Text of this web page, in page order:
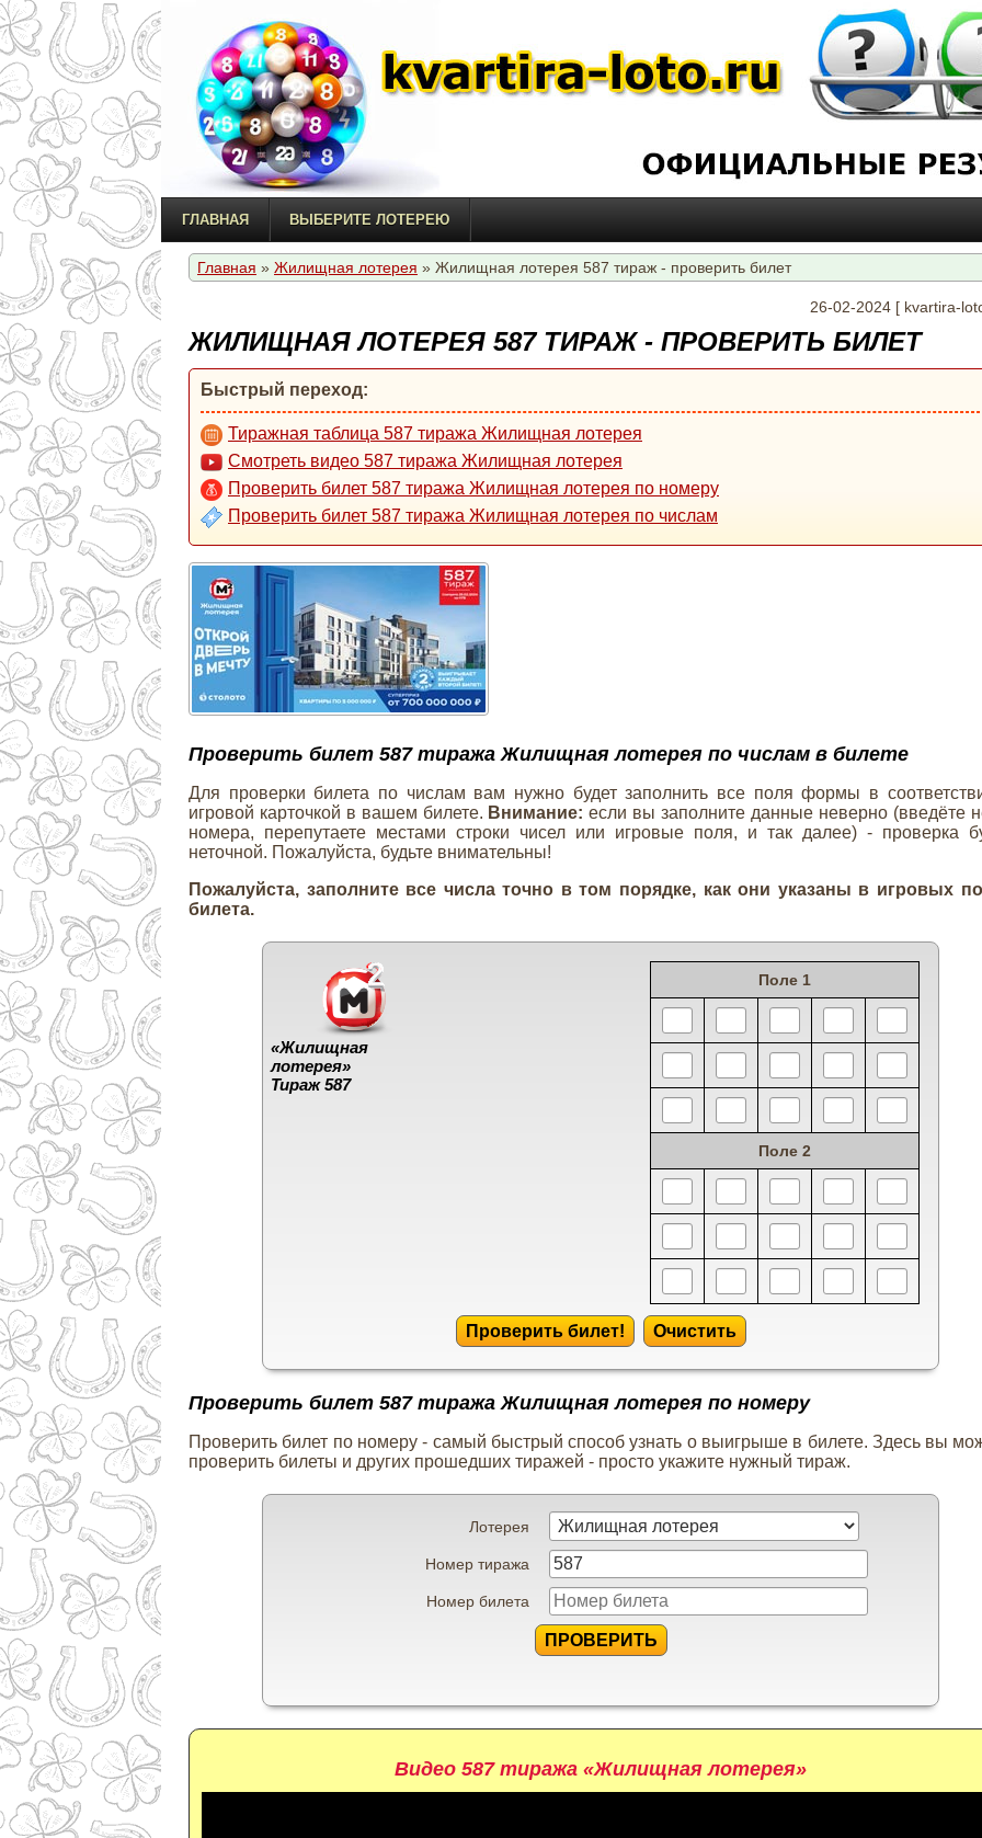
ГЛАВНАЯ ВЫБЕРИТЕ ЛОТЕРЕЮ
Главная » Жилищная лотерея » Жилищная лотерея 587 тираж - проверить билет
26-02-2024[ kvartira-
ЖИЛИЩНАЯ ЛОТЕРЕЯ 587 ТИРАЖ - ПРОВЕРИТЬ БИЛЕТ
Быстрый переход:
Тиражная таблица 587 тиража Жилищная лотерея
Смотреть видео 587 тиража Жилищная лотерея
Проверить билет 587 тиража Жилищная лотерея по номеру
Проверить билет 587 тиража Жилищная лотерея по числам
Проверить билет 587 тиража Жилищная лотерея по числам в билете
Для проверки билета по числам вам нужно будет заполнить все поля формы в
игровой карточкой в вашем билете. Внимание: если вы заполните данные неверно (введёте
номера, перепутаете местами строки чисел или игровые поля, и так далее) - проверка
неточной. Пожалуйста, будьте внимательны!
Пожалуйста, заполните все числа точно в том порядке, как они указаны в игровых
билета.
«Жилищная
лотерея»
Тираж 587
Поле 1
Поле 2
Проверить билет! Очистить
Проверить билет 587 тиража Жилищная лотерея по номеру
Проверить билет по номеру - самый быстрый способ узнать о выигрыше в билете. Здесь вы
проверить билеты и других прошедших тиражей - просто укажите нужный тираж.
Лотерея
Номер тиража
Номер билета
ПРОВЕРИТЬ
Видео 587 тиража «Жилищная лотерея»